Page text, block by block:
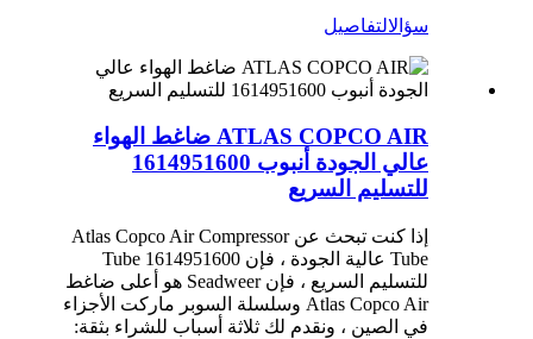
سؤالالتفاصيل
ATLAS COPCO AIR ضاغط الهواء
عالي الجودة أنبوب 1614951600
للتسليم السريع
إذا كنت تبحث عن Atlas Copco Air Compressor
Tube عالية الجودة ، فإن Tube 1614951600
للتسليم السريع ، فإن Seadweer هو أعلى ضاغط
Atlas Copco Air وسلسلة السوبر ماركت الأجزاء
في الصين ، ونقدم لك ثلاثة أسباب للشراء بثقة: